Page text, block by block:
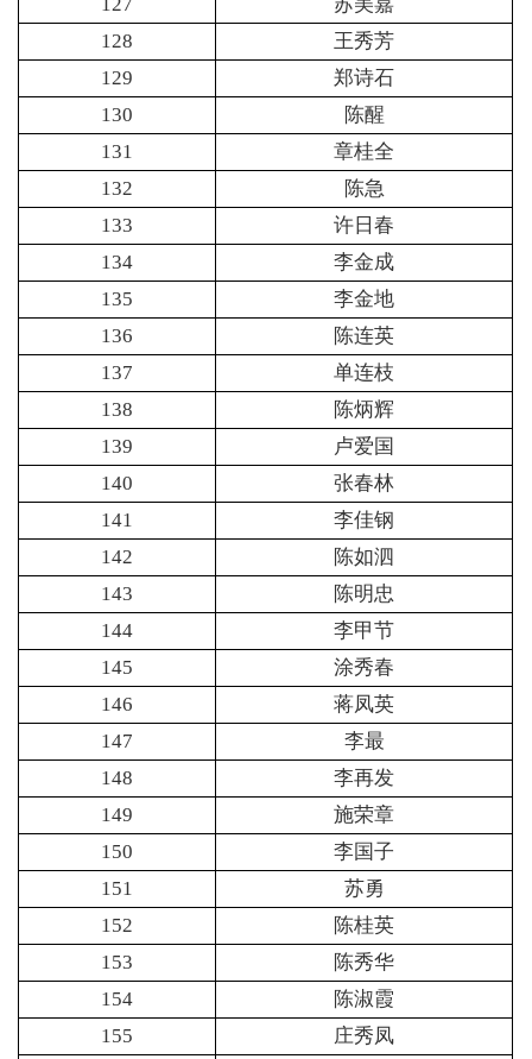
127
苏美嘉
128
王秀芳
129
郑诗石
130
陈醒
131
章桂全
132
陈急
133
许日春
134
李金成
135
李金地
136
陈连英
137
单连枝
138
陈炳辉
139
卢爱国
140
张春林
141
李佳钢
142
陈如泗
143
陈明忠
144
李甲节
145
涂秀春
146
蒋凤英
147
李最
148
李再发
149
施荣章
150
李国子
151
苏勇
152
陈桂英
153
陈秀华
154
陈淑霞
155
庄秀凤